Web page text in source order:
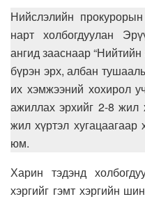
Нийслэлийн
нарт холбогдуулан
ангид зааснаар
бүрэн эрх, албан
их хэмжээний хохирол
ажиллах эрхийг 2-8 жил
жил хүртэл
юм.
Харин тэдэнд
хэргийг гэмт хэргийн